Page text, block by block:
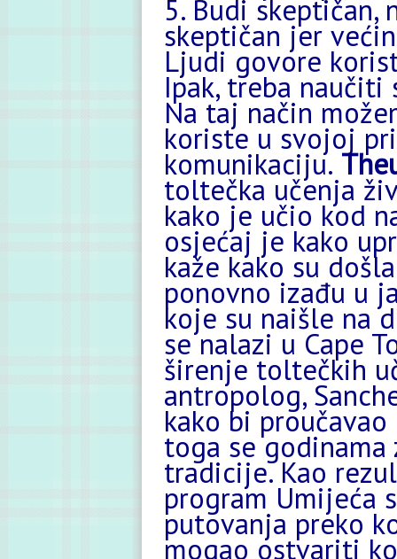
5. Budi
skeptičan jer
Ljudi govore
Ipak, treba
Na taj način
koriste u svojoj
komunikaciju.
toltečka učenja
kako je učio kod
osjećaj je kako
kaže kako su
ponovno izađu u
koje su naišle na
se nalazi u Cape
širenje toltečkih
antropolog,
kako bi
toga se
tradicije. Kao
program Umijeća
putovanja preko
mogao ostvariti